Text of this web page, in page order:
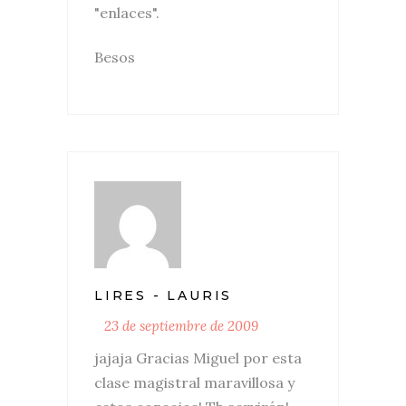
"enlaces".
Besos
LIRES - LAURIS
23 de septiembre de 2009
jajaja Gracias Miguel por esta
clase magistral maravillosa y